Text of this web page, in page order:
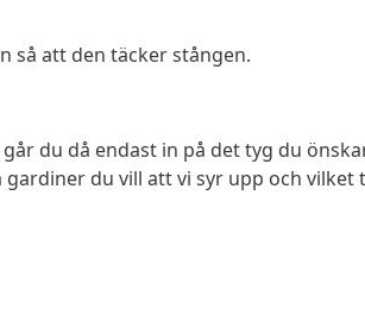
så att den täcker stången.
du då endast in på det tyg du
du vill att vi syr upp och vilket